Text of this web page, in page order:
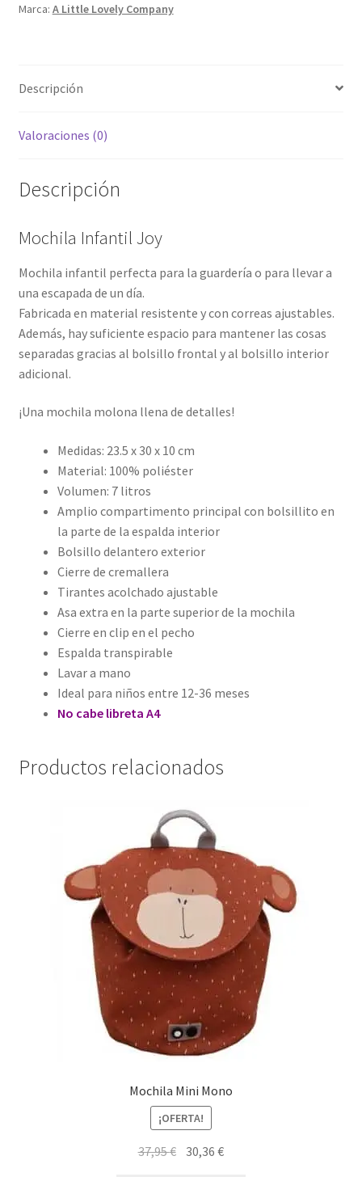
Marca: A Little Lovely Company
Descripción
Valoraciones (0)
Descripción
Mochila Infantil Joy
Mochila infantil perfecta para la guardería o para llevar a
una escapada de un día.
Fabricada en material resistente y con correas ajustables.
Además, hay suficiente espacio para mantener las cosas
separadas gracias al bolsillo frontal y al bolsillo interior
adicional.
¡Una mochila molona llena de detalles!
Medidas: 23.5 x 30 x 10 cm
Material: 100% poliéster
Volumen: 7 litros
Amplio compartimento principal con bolsillito en
la parte de la espalda interior
Bolsillo delantero exterior
Cierre de cremallera
Tirantes acolchado ajustable
Asa extra en la parte superior de la mochila
Cierre en clip en el pecho
Espalda transpirable
Lavar a mano
Ideal para niños entre 12-36 meses
No cabe libreta A4
Productos relacionados
Mochila Mini Mono
¡OFERTA!
37,95€ El30,36€El